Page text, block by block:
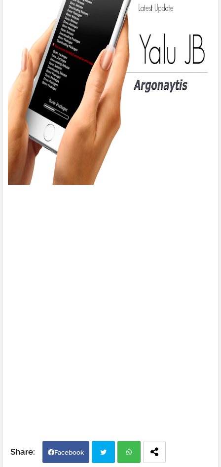
Facebook